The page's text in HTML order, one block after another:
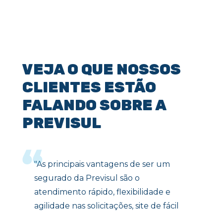
VEJA O QUE NOSSOS
CLIENTES ESTÃO
FALANDO SOBRE A
PREVISUL
"As principais vantagens de ser um
segurado da Previsul são o
atendimento rápido, flexibilidade e
agilidade nas solicitações, site de fácil